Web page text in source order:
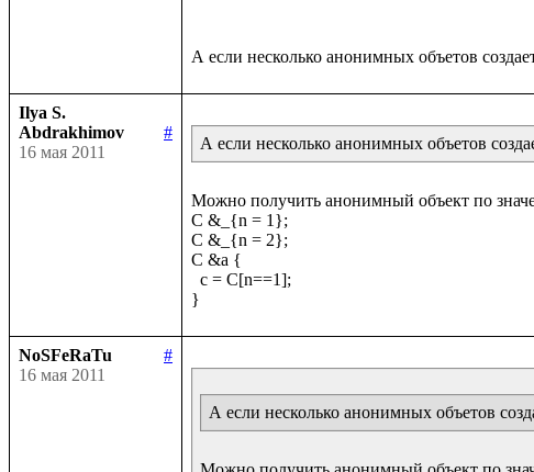
Ilya S.
Abdrakhimov
#
16 мая 2011
А если несколько анонимных объетов
Можно получить анонимный объект по
C &_{n = 1};
C &_{n = 2};
C &a {
NoSFeRaTu
#
16 мая 2011
А если несколько анонимных объетов